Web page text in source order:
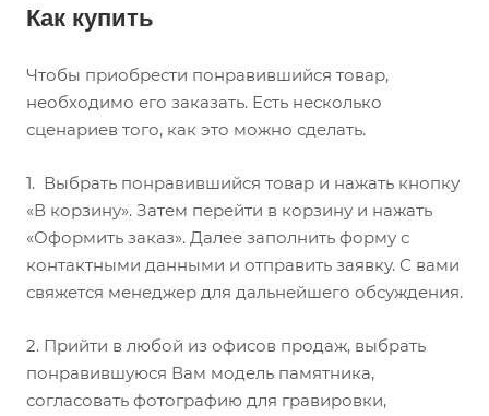
Как купить
Чтобы приобрести понравившийся товар,
необходимо его заказать. Есть несколько
сценариев того, как это можно сделать.
1. Выбрать понравившийся товар и нажать кнопку
«В корзину». Затем перейти в корзину и нажать
«Оформить заказ». Далее заполнить форму с
контактными данными и отправить заявку. С вами
свяжется менеджер для дальнейшего обсуждения.
2. Прийти в любой из офисов продаж, выбрать
понравившуюся Вам модель памятника,
согласовать фотографию для гравировки,